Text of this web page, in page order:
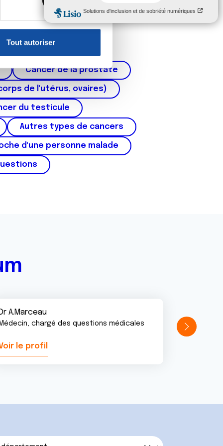
reportez-vous à lasection «
sur les cookies.
informations que
Tout autoriser
Cancer de la prostate
de l'utérus, ovaires)
du testicule
Autres types de cancers
d'une personne malade
Dr A.Marceau
Médecin, chargé des questions médicales
le profil